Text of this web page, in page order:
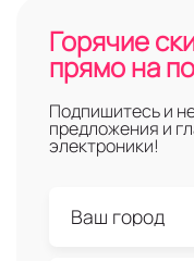
Горячие
прямо на
Подпишитесь и
предложения и
электроники!